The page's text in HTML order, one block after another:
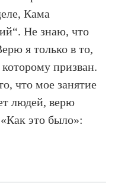
Кама
Не знаю, что
я только в то,
призван.
что мое занятие
людей, верю
это было»: